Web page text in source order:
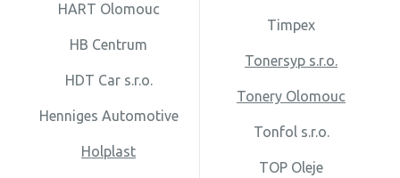
HART Olomouc
HB Centrum
HDT Car s.r.o.
Henniges Automotive
Holplast
Timpex
Tonersyp s.r.o.
Tonery Olomouc
Tonfol s.r.o.
TOP Oleje